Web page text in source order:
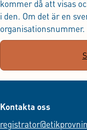
kommer då att visas
i den. Om det är en
organisationsnummer.
Kontakta oss